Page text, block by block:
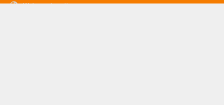
Website:http://www.ngoaingucaptoc.com